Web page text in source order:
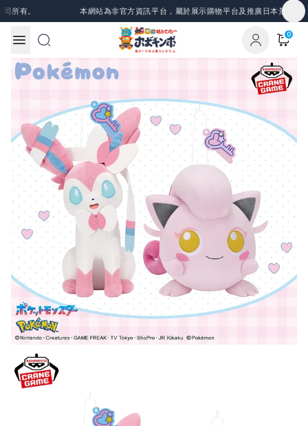
Skip to content
有。 本網站為非官方資訊平台，屬於展示購物平台及推廣日本景品、一
0